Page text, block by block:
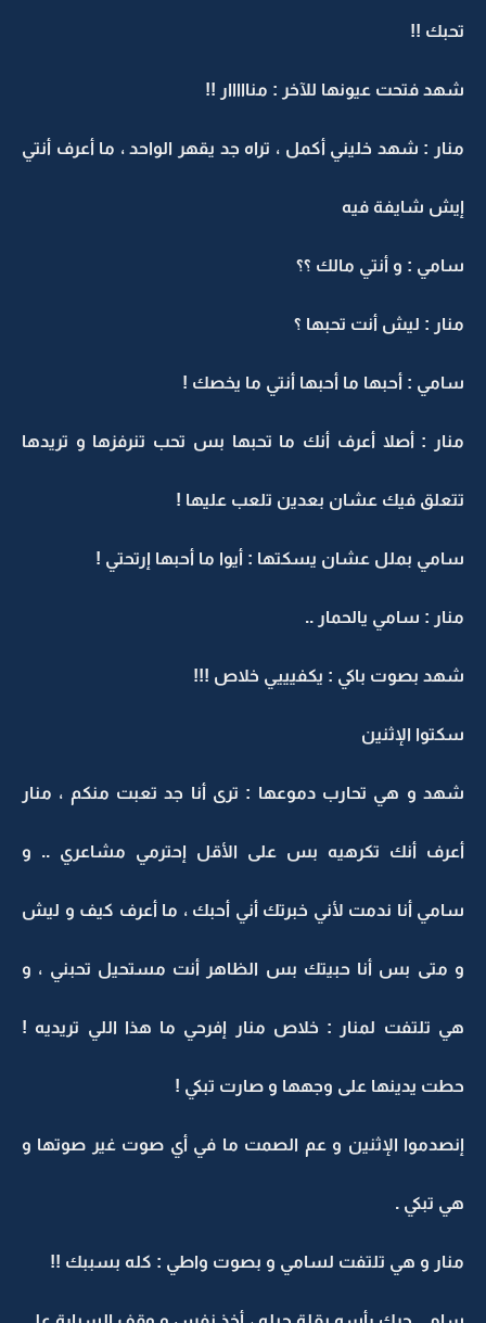
تحبك !!
شهد فتحت عيونها للآخر : منااااار !!
منار : شهد خليني أكمل ، تراه جد يقهر الواحد ، ما أعرف أنتي
إيش شايفة فيه
سامي : و أنتي مالك ؟؟
منار : ليش أنت تحبها ؟
سامي : أحبها ما أحبها أنتي ما يخصك !
منار : أصلا أعرف أنك ما تحبها بس تحب تنرفزها و تريدها
تتعلق فيك عشان بعدين تلعب عليها !
سامي بملل عشان يسكتها : أيوا ما أحبها إرتحتي !
منار : سامي يالحمار ..
شهد بصوت باكي : يكفيييي خلاص !!!
سكتوا الإثنين
شهد و هي تحارب دموعها : ترى أنا جد تعبت منكم ، منار
أعرف أنك تكرهيه بس على الأقل إحترمي مشاعري .. و
سامي أنا ندمت لأني خبرتك أني أحبك ، ما أعرف كيف و ليش
و متى بس أنا حبيتك بس الظاهر أنت مستحيل تحبني ، و
هي تلتفت لمنار : خلاص منار إفرحي ما هذا اللي تريديه !
حطت يدينها على وجهها و صارت تبكي !
إنصدموا الإثنين و عم الصمت ما في أي صوت غير صوتها و
هي تبكي .
منار و هي تلتفت لسامي و بصوت واطي : كله بسببك !!